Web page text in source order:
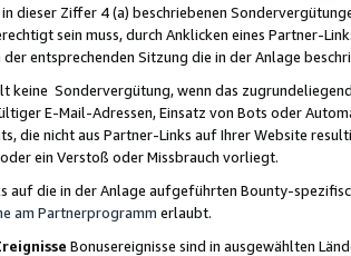
in dieser Ziffer 4 (a) beschriebenen
sein muss, durch Anklicken eines Partner-
der entsprechenden Sitzung die in der Anlage
keine Sondervergütung, wenn das
E-Mail-Adressen, Einsatz von Bots oder
die nicht aus Partner-Links auf Ihrer Website
ein Verstoß oder Missbrauch vorliegt.
auf die in der Anlage aufgeführten Bounty-
am Partnerprogramm erlaubt.
Bonusereignisse sind in ausgewählten